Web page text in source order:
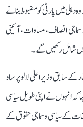
میں پارٹی کو مضبوط بنانے
انصاف، مساوات، آئینی
میں شامل رکھیں گے۔
کے سابق وزیر اعلیٰ لالو پرساد
انہوں نے اپنی طویل سیاسی
کے سیاسی و سماجی حقوق کے